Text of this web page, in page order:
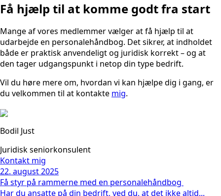
Få hjælp til at komme godt fra start
Mange af vores medlemmer vælger at få hjælp til at
udarbejde en personalehåndbog. Det sikrer, at indholdet
både er praktisk anvendeligt og juridisk korrekt – og at
den tager udgangspunkt i netop din type bedrift.
Vil du høre mere om, hvordan vi kan hjælpe dig i gang, er
du velkommen til at kontakte mig.
Bodil Just
Juridisk seniorkonsulent
Kontakt mig
22. august 2025
Få styr på rammerne med en personalehåndbog
Har du ansatte på din bedrift, ved du, at det ikke altid...